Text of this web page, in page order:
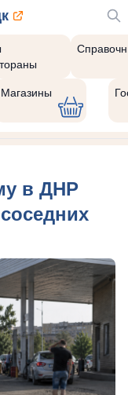
Магазины
в ДНР